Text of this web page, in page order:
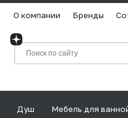
О компании Бренды
Душ Мебель для